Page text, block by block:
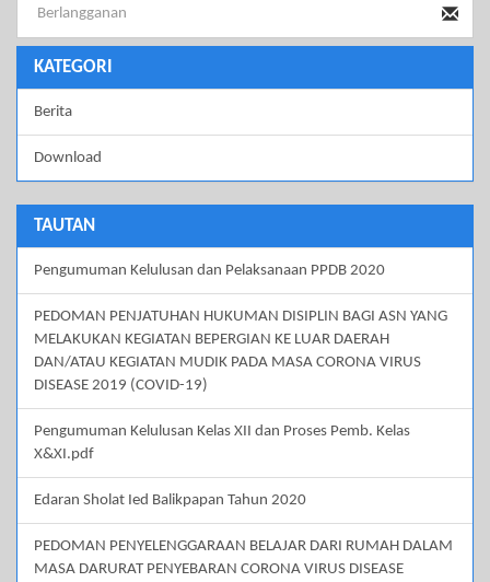
KATEGORI
Berita
Download
TAUTAN
Pengumuman Kelulusan dan Pelaksanaan PPDB 2020
PEDOMAN PENJATUHAN HUKUMAN DISIPLIN BAGI ASN YANG
MELAKUKAN KEGIATAN BEPERGIAN KE LUAR DAERAH
DAN/ATAU KEGIATAN MUDIK PADA MASA CORONA VIRUS
DISEASE 2019 (COVID-19)
Pengumuman Kelulusan Kelas XII dan Proses Pemb. Kelas
X&XI.pdf
Edaran Sholat Ied Balikpapan Tahun 2020
PEDOMAN PENYELENGGARAAN BELAJAR DARI RUMAH DALAM
MASA DARURAT PENYEBARAN CORONA VIRUS DISEASE